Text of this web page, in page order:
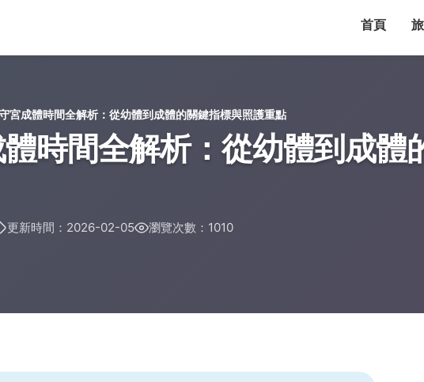
首頁
宮成體時間全解析：從幼體到成體的關鍵指標與照護重點
時間全解析：從幼體到成體
更新時間：2026-02-05 瀏覽次數：1010